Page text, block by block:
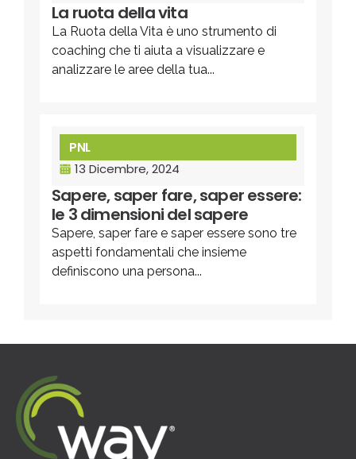
La ruota della vita
La Ruota della Vita è uno strumento di
coaching che ti aiuta a visualizzare e
analizzare le aree della tua...
PNL
13 Dicembre, 2024
Sapere, saper fare, saper essere:
le 3 dimensioni del sapere
Sapere, saper fare e saper essere sono tre
aspetti fondamentali che insieme
definiscono una persona...